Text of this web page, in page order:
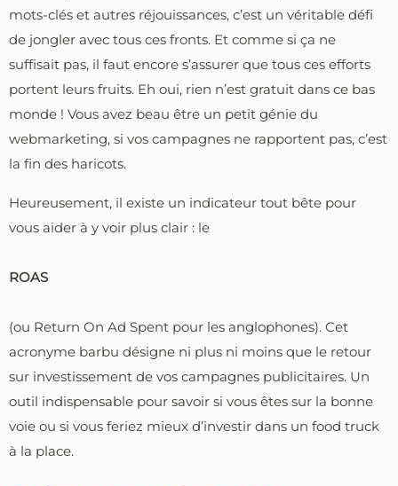
mots-clés et autres réjouissances, c’est un véritable défi
de jongler avec tous ces fronts. Et comme si ça ne
suffisait pas, il faut encore s’assurer que tous ces efforts
portent leurs fruits. Eh oui, rien n’est gratuit dans ce bas
monde ! Vous avez beau être un petit génie du
webmarketing, si vos campagnes ne rapportent pas, c’est
la fin des haricots.
Heureusement, il existe un indicateur tout bête pour
vous aider à y voir plus clair : le
ROAS
(ou Return On Ad Spent pour les anglophones). Cet
acronyme barbu désigne ni plus ni moins que le retour
sur investissement de vos campagnes publicitaires. Un
outil indispensable pour savoir si vous êtes sur la bonne
voie ou si vous feriez mieux d’investir dans un food truck
à la place.